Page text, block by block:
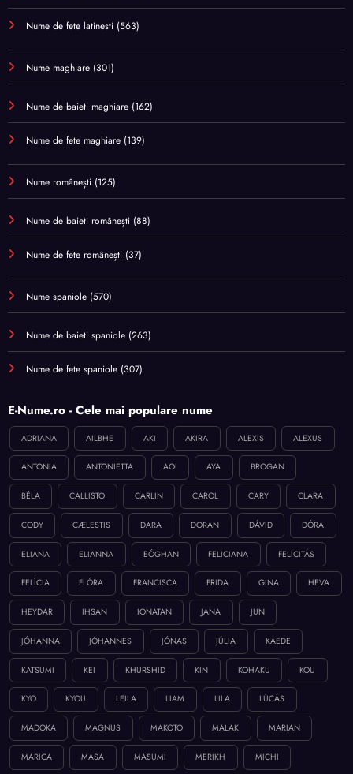
Nume de fete latinesti (563)
Nume maghiare (301)
Nume de baieti maghiare (162)
Nume de fete maghiare (139)
Nume românești (125)
Nume de baieti românești (88)
Nume de fete românești (37)
Nume spaniole (570)
Nume de baieti spaniole (263)
Nume de fete spaniole (307)
E-Nume.ro - Cele mai populare nume
ADRIANA AILBHE AKI AKIRA ALEXIS ALEXUS
ANTONIA ANTONIETTA AOI AYA BROGAN
BÉLA CALLISTO CARLIN CAROL CARY CLARA
CODY CÆLESTIS DARA DORAN DÁVID DÓRA
ELIANA ELIANNA EÓGHAN FELICIANA FELICITÁS
FELÍCIA FLÓRA FRANCISCA FRIDA GINA HEVA
HEYDAR IHSAN IONATAN JANA JUN
JÓHANNA JÓHANNES JÓNAS JÚLIA KAEDE
KATSUMI KEI KHURSHID KIN KOHAKU KOU
KYO KYOU LEILA LIAM LILA LÚCÁS
MADOKA MAGNUS MAKOTO MALAK MARIAN
MARICA MASA MASUMI MERIKH MICHI